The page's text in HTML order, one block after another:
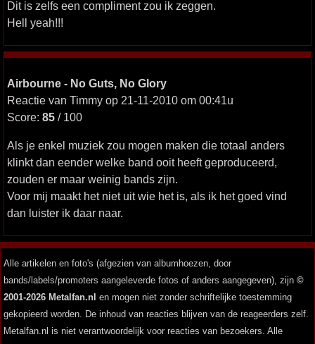
Dit is zelfs een compliment zou ik zeggen.
Hell yeah!!!
Airbourne - No Guts, No Glory
Reactie van Timmy op 21-11-2010 om 00:41u
Score: 85 / 100
Als je enkel muziek zou mogen maken die totaal anders
klinkt dan eender welke band ooit heeft geproduceerd,
zouden er maar weinig bands zijn.
Voor mij maakt het niet uit wie het is, als ik het goed vind
dan luister ik daar naar.
Alle artikelen en foto's (afgezien van albumhoezen, door
bands/labels/promoters aangeleverde fotos of anders aangegeven), zijn ©
2001-2026 Metalfan.nl en mogen niet zonder schriftelijke toestemming
gekopieerd worden. De inhoud van reacties blijven van de reageerders zelf.
Metalfan.nl is niet verantwoordelijk voor reacties van bezoekers. Alle